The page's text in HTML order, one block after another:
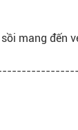
mang đến